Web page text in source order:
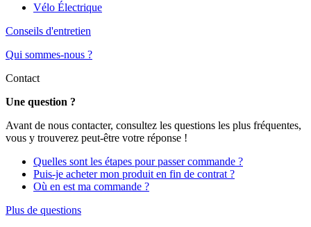
Vélo Électrique
Conseils d'entretien
Qui sommes-nous ?
Contact
Une question ?
Avant de nous contacter, consultez les questions les plus fréquentes,
vous y trouverez peut-être votre réponse !
Quelles sont les étapes pour passer commande ?
Puis-je acheter mon produit en fin de contrat ?
Où en est ma commande ?
Plus de questions